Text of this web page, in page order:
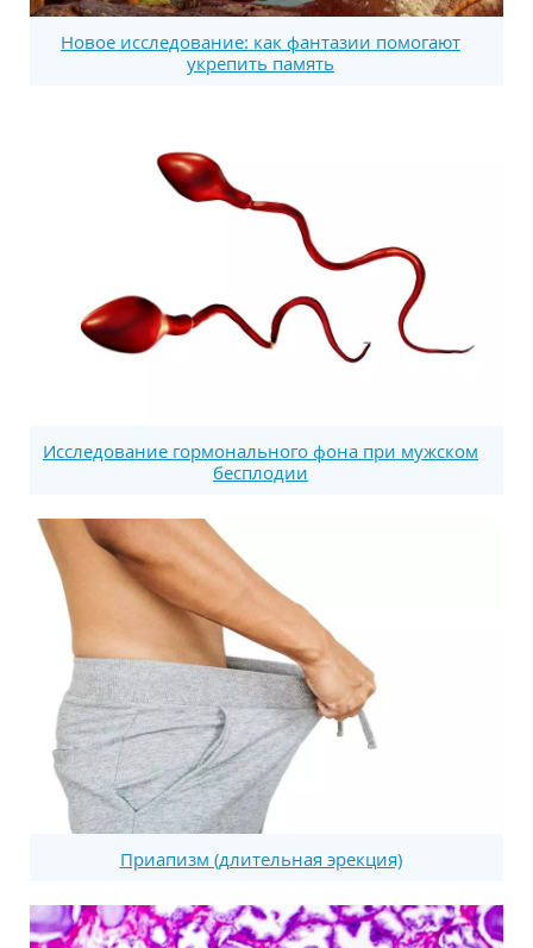
Новое исследование: как фантазии помогают
укрепить память
Исследование гормонального фона при мужском
бесплодии
Приапизм (длительная эрекция)